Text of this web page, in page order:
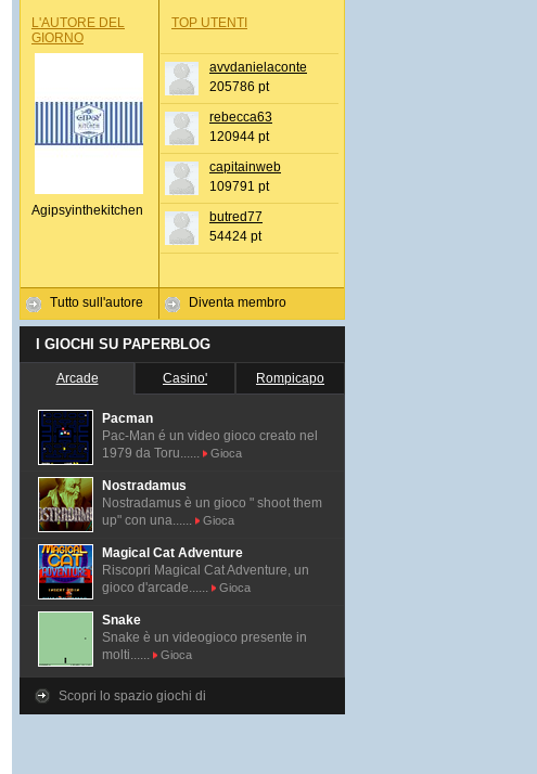
L'AUTORE DEL
GIORNO
Agipsyinthekitchen
Tutto sull'autore
TOP UTENTI
avvdanielaconte
205786 pt
rebecca63
120944 pt
capitainweb
109791 pt
butred77
54424 pt
Diventa membro
I GIOCHI SU PAPERBLOG
Arcade Casino' Rompicapo
Pacman
Pac-Man é un video gioco creato nel
1979 da Toru......
Gioca
Nostradamus
Nostradamus è un gioco " shoot them
up" con una......
Gioca
Magical Cat Adventure
Riscopri Magical Cat Adventure, un
gioco d'arcade......
Gioca
Snake
Snake è un videogioco presente in
molti......
Gioca
Scopri lo spazio giochi di